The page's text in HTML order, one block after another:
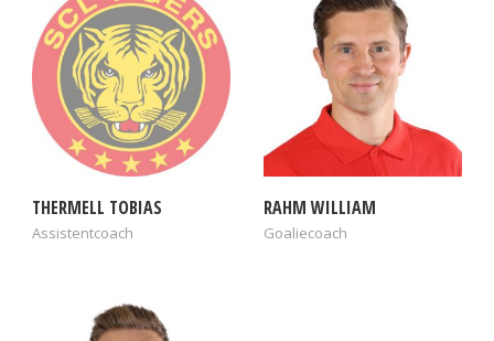
THERMELL TOBIAS
Assistentcoach
RAHM WILLIAM
Goaliecoach